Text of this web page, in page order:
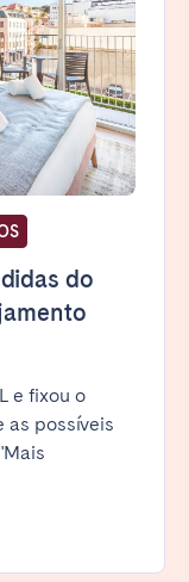
do
e fixou o
as possíveis